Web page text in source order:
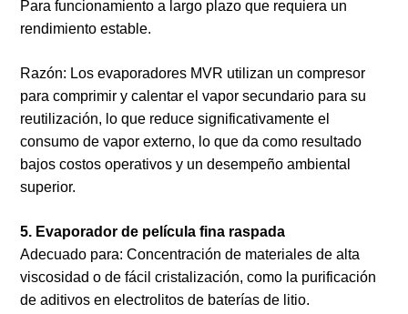
Para funcionamiento a largo plazo que requiera un
rendimiento estable.
Razón: Los evaporadores MVR utilizan un compresor
para comprimir y calentar el vapor secundario para su
reutilización, lo que reduce significativamente el
consumo de vapor externo, lo que da como resultado
bajos costos operativos y un desempeño ambiental
superior.
5. Evaporador de película fina raspada
Adecuado para: Concentración de materiales de alta
viscosidad o de fácil cristalización, como la purificación
de aditivos en electrolitos de baterías de litio.